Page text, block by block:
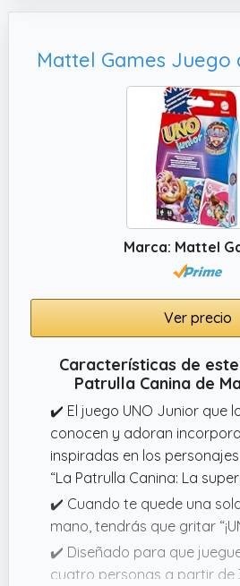
jugador que menos
✔️ INCLUYE: 1 torre, 24
dado, 1 hoja de
instrucciones
Marca: Mattel
Ver precio
Características de
Patrulla Canina de
✔️ El juego UNO Junior que
conocen y adoran
inspiradas en los
“La Patrulla Canina: La
✔️ Cuando te quede una
mano, tendrás que gritar
✔️ Diseñado para que
cuatro personas a partir de